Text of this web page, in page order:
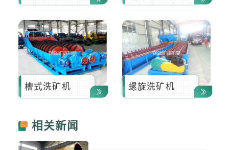
槽式洗矿机 螺旋洗矿机
相关新闻